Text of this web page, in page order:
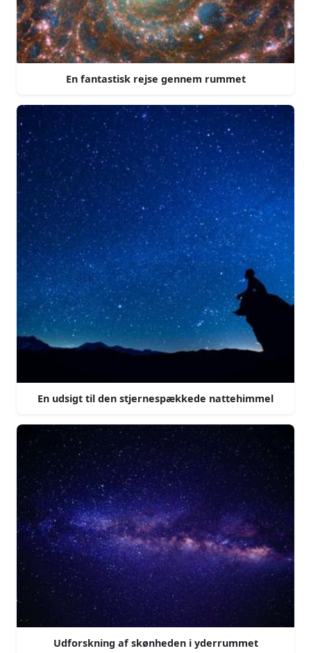
En fantastisk rejse gennem rummet
En udsigt til den stjernespækkede nattehimmel
Udforskning af skønheden i yderrummet